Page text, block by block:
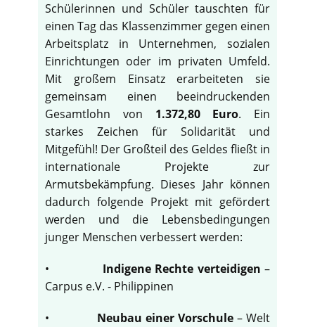
Schülerinnen und Schüler tauschten für
einen Tag das Klassenzimmer gegen einen
Arbeitsplatz in Unternehmen, sozialen
Einrichtungen oder im privaten Umfeld.
Mit großem Einsatz erarbeiteten sie
gemeinsam einen beeindruckenden
Gesamtlohn von 1.372,80 Euro. Ein
starkes Zeichen für Solidarität und
Mitgefühl! Der Großteil des Geldes fließt in
internationale Projekte zur
Armutsbekämpfung. Dieses Jahr können
dadurch folgende Projekt mit gefördert
werden und die Lebensbedingungen
junger Menschen verbessert werden:
• Indigene Rechte verteidigen –
Carpus e.V. - Philippinen
• Neubau einer Vorschule – Welt